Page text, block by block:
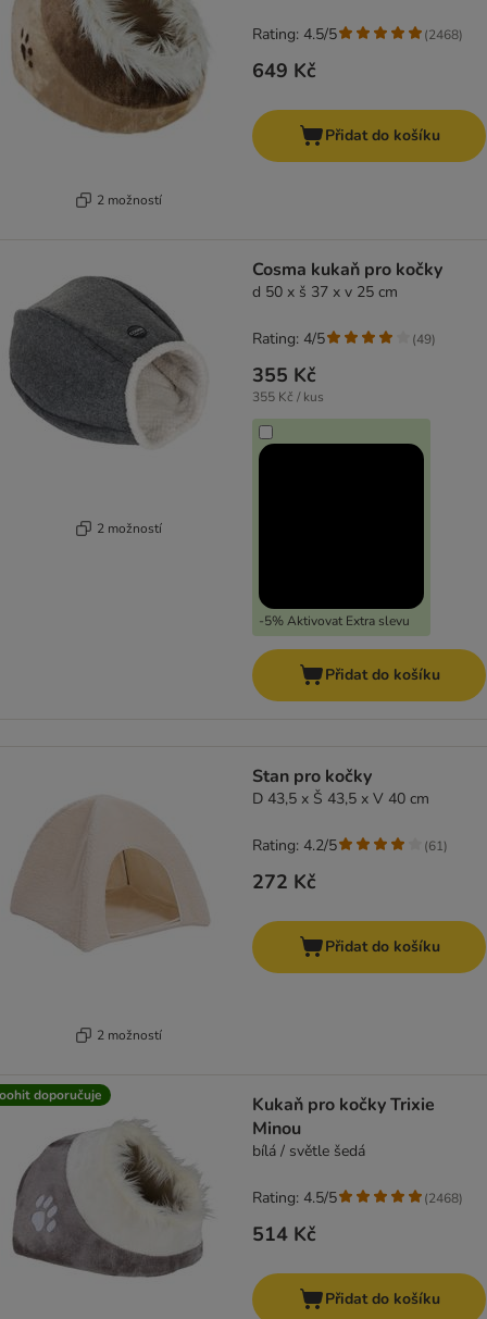
2 možností
649 Kč
Rating: 4.5/5 (2468)
Přidat do košíku
2 možností
Cosma kukaň pro kočky
d 50 x š 37 x v 25 cm
355 Kč
355 Kč / kus
-5% Aktivovat Extra slevu
Rating: 4/5 (49)
Přidat do košíku
2 možností
Stan pro kočky
D 43,5 x Š 43,5 x V 40 cm
272 Kč
Rating: 4.2/5 (61)
Přidat do košíku
doporučuje
Kukaň pro kočky Trixie
Minou
bílá / světle šedá
514 Kč
Rating: 4.5/5 (2468)
Přidat do košíku